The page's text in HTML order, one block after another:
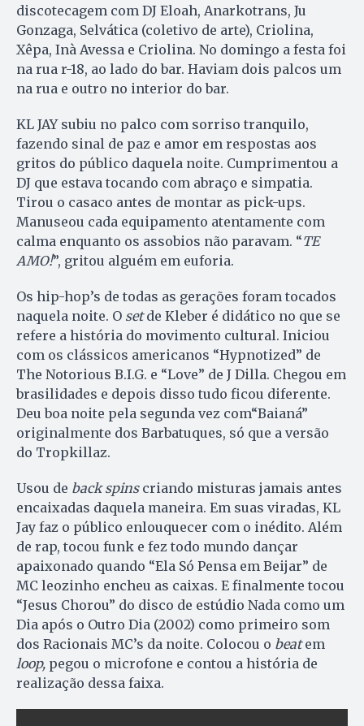
discotecagem com DJ Eloah, Anarkotrans, Ju
Gonzaga, Selvática (coletivo de arte), Criolina,
Xêpa, Inà Avessa e Criolina. No domingo a festa foi
na rua r-18, ao lado do bar. Haviam dois palcos um
na rua e outro no interior do bar.
KL JAY subiu no palco com sorriso tranquilo,
fazendo sinal de paz e amor em respostas aos
gritos do público daquela noite. Cumprimentou a
DJ que estava tocando com abraço e simpatia.
Tirou o casaco antes de montar as pick-ups.
Manuseou cada equipamento atentamente com
calma enquanto os assobios não paravam. “TE
AMO!”, gritou alguém em euforia.
Os hip-hop’s de todas as gerações foram tocados
naquela noite. O setde Kleber é didático no que se
refere a história do movimento cultural. Iniciou
com os clássicos americanos “Hypnotized” de
The Notorious B.I.G. e “Love” de J Dilla. Chegou em
brasilidades e depois disso tudo ficou diferente.
Deu boa noite pela segunda vez com“Baianá”
originalmente dos Barbatuques, só que a versão
do Tropkillaz.
Usou de back spinscriando misturas jamais antes
encaixadas daquela maneira. Em suas viradas, KL
Jay faz o público enlouquecer com o inédito. Além
de rap, tocou funk e fez todo mundo dançar
apaixonado quando “Ela Só Pensa em Beijar” de
MC leozinho encheu as caixas. E finalmente tocou
“Jesus Chorou” do disco de estúdio Nada como um
Dia após o Outro Dia (2002) como primeiro som
dos Racionais MC’s da noite. Colocou o beatem
loop, pegou o microfone e contou a história de
realização dessa faixa.